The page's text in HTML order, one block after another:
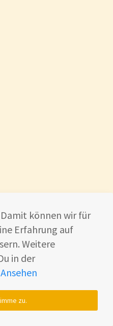
können wir für
Erfahrung auf
Weitere
in der
Ansehen
zu.